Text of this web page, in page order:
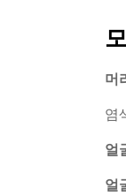
머
염
얼
얼